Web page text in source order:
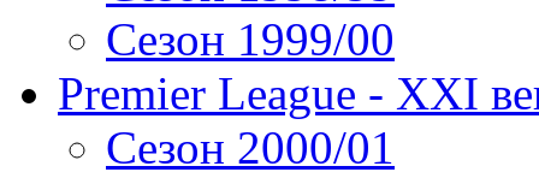
Сезон 1999/00
Premier League - XXI
Сезон 2000/01